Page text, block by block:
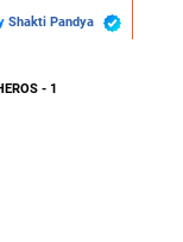
Shakti Pandya
- 1